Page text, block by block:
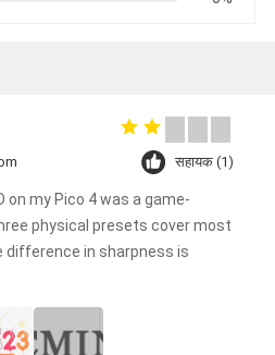
सहायक (1)
on my Pico 4 was a game-
physical presets cover most
difference in sharpness is